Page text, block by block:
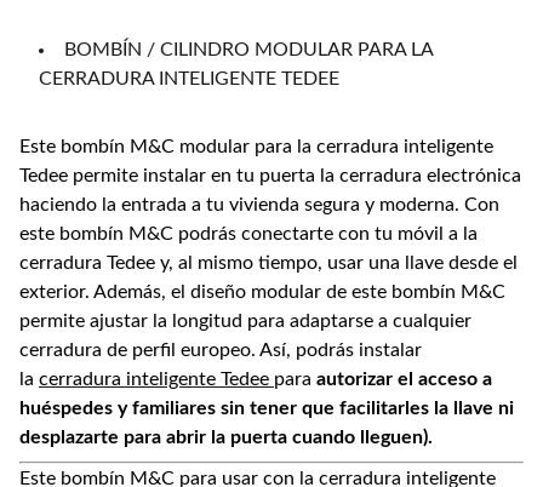
BOMBÍN / CILINDRO MODULAR PARA LA
CERRADURA INTELIGENTE TEDEE
Este bombín M&C modular para la cerradura inteligente
Tedee permite instalar en tu puerta la cerradura electrónica
haciendo la entrada a tu vivienda segura y moderna. Con
este bombín M&C podrás conectarte con tu móvil a la
cerradura Tedee y, al mismo tiempo, usar una llave desde el
exterior. Además, el diseño modular de este bombín M&C
permite ajustar la longitud para adaptarse a cualquier
cerradura de perfil europeo. Así, podrás instalar
la cerradura inteligente Tedee para autorizar el acceso a
huéspedes y familiares sin tener que facilitarles la llave ni
desplazarte para abrir la puerta cuando lleguen).
Este bombín M&C para usar con la cerradura inteligente